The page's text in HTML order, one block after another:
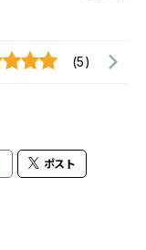
(5)
ポスト